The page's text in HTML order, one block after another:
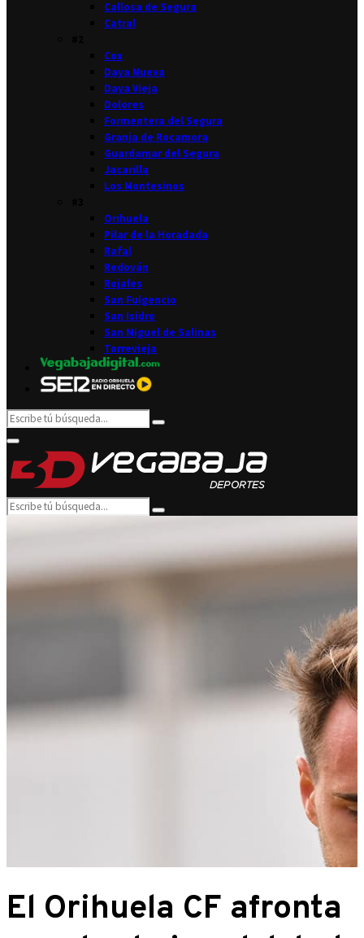
Callosa de Segura
Catral
Cox
Daya Nueva
Daya Vieja
Dolores
Formentera del Segura
Granja de Rocamora
Guardamar del Segura
Jacarilla
Los Montesinos
Orihuela
Pilar de la Horadada
Rafal
Redován
Rojales
San Fulgencio
San Isidro
San Miguel de Salinas
Torrevieja
Search
for:
Search
Primary
Menu
Search
for:
Search
El Orihuela CF afronta